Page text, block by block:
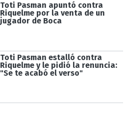
Toti Pasman apuntó contra
Riquelme por la venta de un
jugador de Boca
Toti Pasman estalló contra
Riquelme y le pidió la renuncia:
"Se te acabó el verso"